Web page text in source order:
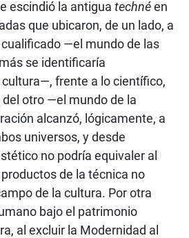
escindió la antigua technéen
que ubicaron, de un lado, a
—el mundo de las
se identificaría
frente a lo científico,
otro —el mundo de la
alcanzó, lógicamente, a
universos, y desde
no podría equivaler al
de la técnica no
de la cultura. Por otra
bajo el patrimonio
al excluir la Modernidad al